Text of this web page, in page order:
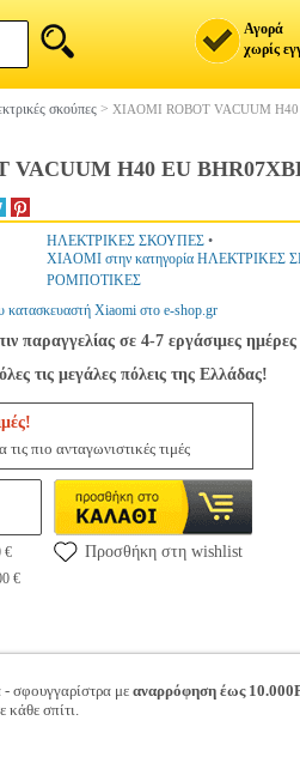
Αγορά
χωρίς
σκούπες > XIAOMI ROBOT VACUUM
VACUUM H40 EU
ΗΛΕΚΤΡΙΚΕΣ ΣΚΟΥΠΕΣ •
XIAOMI στην κατηγορία ΗΛΕΚΤΡΙΚΕΣ
ΡΟΜΠΟΤΙΚΕΣ
κατασκευαστή Xiaomi στο e-shop.gr
παραγγελίας σε 4-7 εργάσιμες ημέρες
τις μεγάλες πόλεις της Ελλάδας!
πιο ανταγωνιστικές τιμές
€
€
Προσθήκη στη wishlist
σφουγγαρίστρα μεαναρρόφηση έως
κάθε σπίτι.